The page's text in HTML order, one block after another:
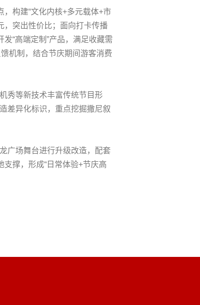
构建“文化内核+多元载体+市
，突出性价比；面向打卡传播
“高端定制”产品，满足收藏需
机制，结合节庆期间游客消费
秀等新技术丰富传统节目形
差异化标识，重点挖掘撒尼叙
广场舞台进行升级改造，配套
撑，形成“日常体验+节庆高